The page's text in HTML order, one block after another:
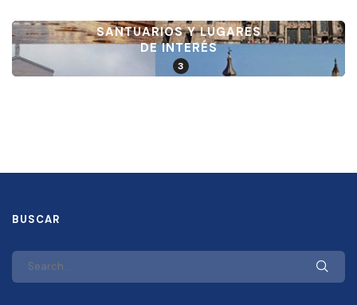
SANTUARIOS Y LUGARES
DE INTERÉS
3
BUSCAR